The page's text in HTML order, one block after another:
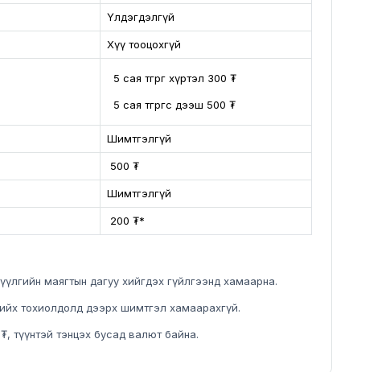
Үлдэгдэлгүй
Хүү тооцохгүй
5 сая төгрөг хүртэл 300 ₮
5 сая төгрөгөөс дээш 500 ₮
Шимтгэлгүй
500 ₮
Шимтгэлгүй
200 ₮*
маягтын дагуу хийгдэх гүйлгээнд хамаарна.
тохиолдолд дээрх шимтгэл хамаарахгүй.
түүнтэй тэнцэх бусад валют байна.